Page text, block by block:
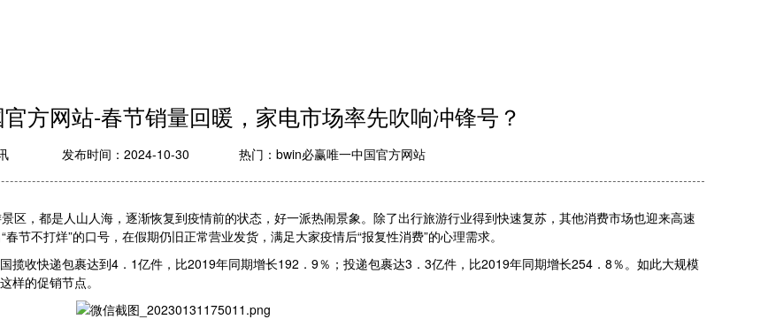
方网站-春节销量回暖，家电市场率先吹响冲锋号？
发布时间：2024-10-30 热门： bwin必赢唯一中国官方网站
区，都是人山人海，逐渐恢复到疫情前的状态，好一派热闹景象。除了出行旅游行业得到快速复苏，其他消费市场也迎来高速
节不打烊”的口号，在假期仍旧正常营业发货，满足大家疫情后“报复性消费”的心理需求。
揽收快递包裹达到4．1亿件，比2019年同期增长192．9％；投递包裹达3．3亿件，比2019年同期增长254．8％。如此大规模
样的促销节点。